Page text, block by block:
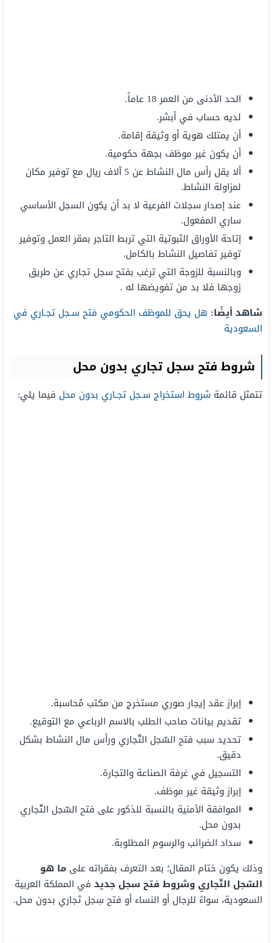
الحد الأدنى من العمر 18 عاماً.
لديه حساب في أبشر.
أن يمتلك هوية أو وثيقة إقامة.
أن يكون غير موظف بجهة حكومية.
ألا يقل رأس مال النشاط عن 5 آلاف ريال مع توفير مكان
لمزاولة النشاط.
عند إصدار سجلات الفرعية لا بد أن يكون السجل الأساسي
ساري المفعول.
إتاحة الأوراق الثبوتية التي تربط التاجر بمقر العمل وتوفير
توفير تفاصيل النشاط بالكامل.
وبالنسبة للزوجة التي ترغب بفتح سجل تجاري عن طريق
زوجها فلا بد من تفويضها له .
شاهد أيضًا: هل يحق للموظف الحكومي فتح سـجل تجـاري في
السعودية
شروط فتح سجل تجاري بدون محل
تتمثل قائمة شروط استخراج سـجل تجـاري بدون محل فيما يلي:
إبراز عقد إيجار صوري مستخرج من مكتب مُحاسبة.
تقديم بيانات صاحب الطلب بالاسم الرباعي مع التوقيع.
تحديد سبب فتح السّجل التّجاري ورأس مال النشاط بشكل
دقيق.
التسجيل في غرفة الصناعة والتجارة.
إبراز وثيقة غير موظف.
الموافقة الأمنية بالنسبة للذكور على فتح السّجل التّجاري
بدون محل.
سداد الضرائب والرسوم المطلوبة.
وذلك يكون ختام المقال؛ بعد التعرف بفقراته على ما هو
السّجل التّجاري وشروط فتح سجل جديد في المملكة العربية
السعودية، سواءً للرجال أو النساء أو فتح سِجل تَجاري بدون محل.